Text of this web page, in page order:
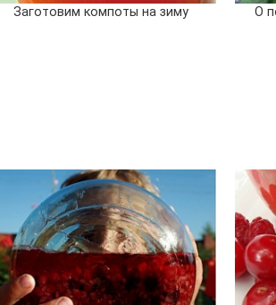
Заготовим компоты на зиму О